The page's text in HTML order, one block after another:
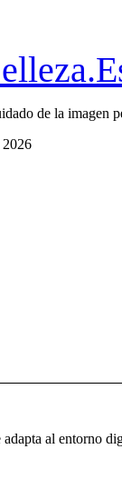
de la imagen
2026
al entorno